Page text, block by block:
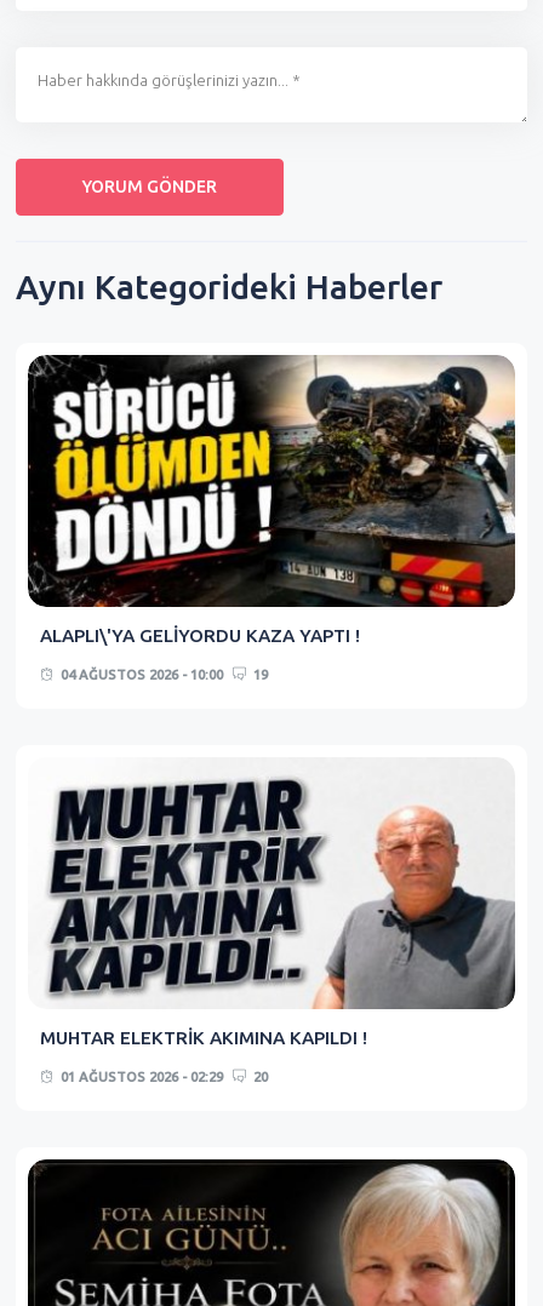
Aynı Kategorideki Haberler
ALAPLI\'YA GELİYORDU KAZA YAPTI !
04 AĞUSTOS 2026 - 10:00 19
MUHTAR ELEKTRİK AKIMINA KAPILDI !
01 AĞUSTOS 2026 - 02:29 20